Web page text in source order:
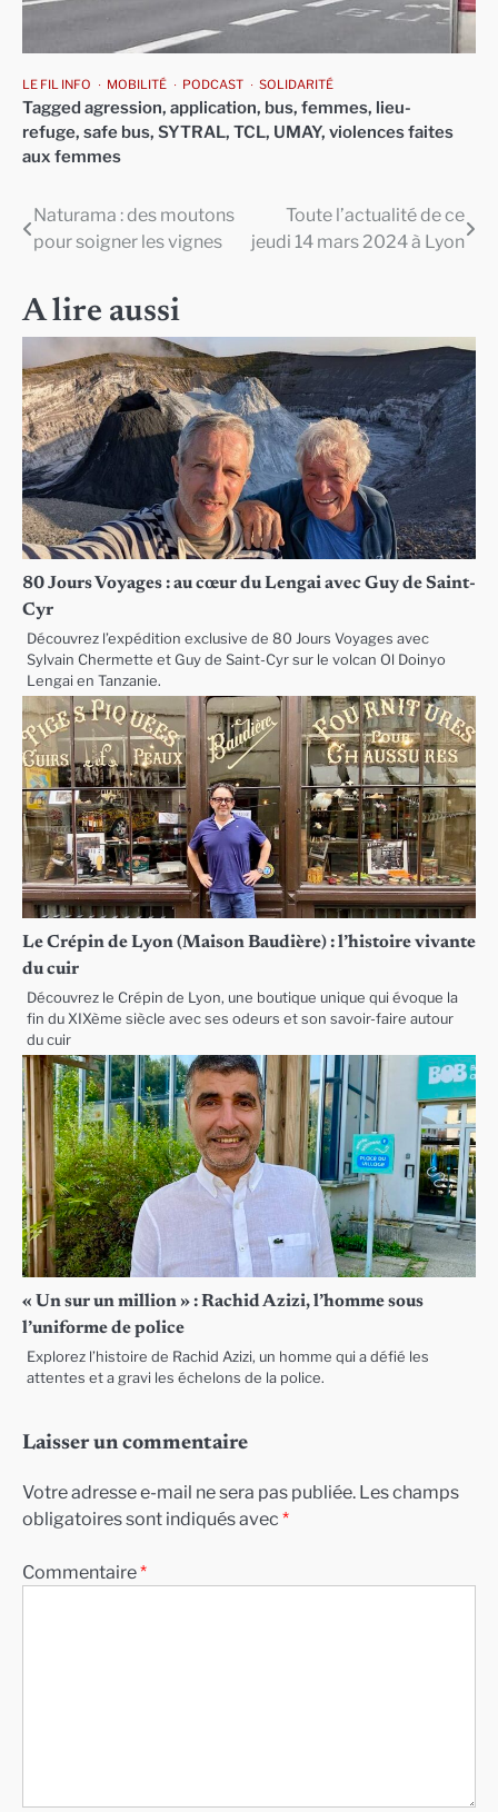
LE FIL INFO MOBILITÉ PODCAST SOLIDARITÉ
Tagged agression, application, bus, femmes, lieu-
refuge, safe bus, SYTRAL, TCL, UMAY, violences faites
aux femmes
Navigation
l’article
Naturama : des moutons
pour soigner les vignes
Toute l’actualité de ce
jeudi 14 mars 2024 à Lyon
A lire aussi
80 Jours Voyages : au cœur du Lengai avec Guy de Saint-
Cyr
Découvrez l’expédition exclusive de 80 Jours Voyages avec
Sylvain Chermette et Guy de Saint-Cyr sur le volcan Ol Doinyo
Lengai en Tanzanie.
Le Crépin de Lyon (Maison Baudière) : l’histoire vivante
du cuir
Découvrez le Crépin de Lyon, une boutique unique qui évoque la
fin du XIXème siècle avec ses odeurs et son savoir-faire autour
du cuir
« Un sur un million » : Rachid Azizi, l’homme sous
l’uniforme de police
Explorez l’histoire de Rachid Azizi, un homme qui a défié les
attentes et a gravi les échelons de la police.
Laisser un commentaire
Votre adresse e-mail ne sera pas publiée. Les champs
obligatoires sont indiqués avec *
Commentaire*